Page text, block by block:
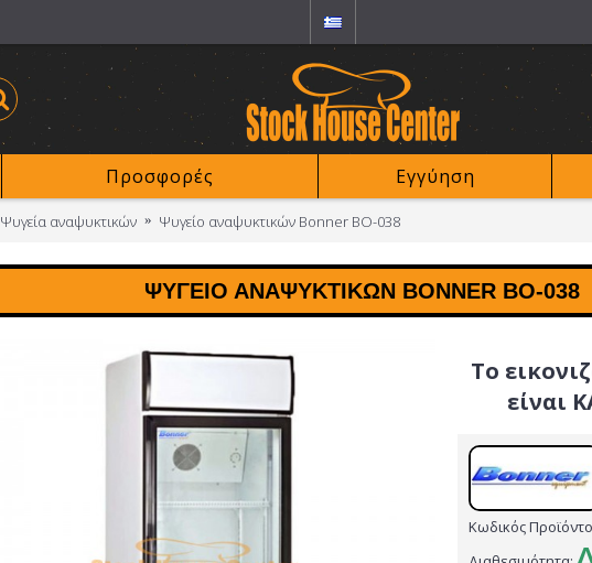
Προσφορές Εγγύηση
Ψυγεία αναψυκτικών Ψυγείο αναψυκτικών Bonner BO-038
ΨΥΓΕΊΟ ΑΝΑΨΥΚΤΙΚΏΝ BONNER BO-038
Το
είναι
Κωδικός